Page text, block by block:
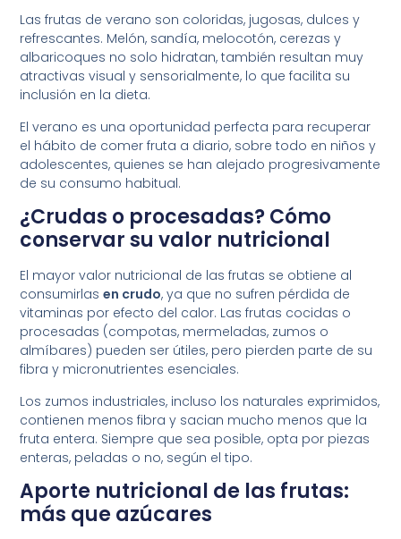
Las frutas de verano son coloridas, jugosas, dulces y
refrescantes. Melón, sandía, melocotón, cerezas y
albaricoques no solo hidratan, también resultan muy
atractivas visual y sensorialmente, lo que facilita su
inclusión en la dieta.
El verano es una oportunidad perfecta para recuperar
el hábito de comer fruta a diario, sobre todo en niños y
adolescentes, quienes se han alejado progresivamente
de su consumo habitual.
¿Crudas o procesadas? Cómo
conservar su valor nutricional
El mayor valor nutricional de las frutas se obtiene al
consumirlasen crudo, ya que no sufren pérdida de
vitaminas por efecto del calor. Las frutas cocidas o
procesadas (compotas, mermeladas, zumos o
almíbares) pueden ser útiles, pero pierden parte de su
fibra y micronutrientes esenciales.
Los zumos industriales, incluso los naturales exprimidos,
contienen menos fibra y sacian mucho menos que la
fruta entera. Siempre que sea posible, opta por piezas
enteras, peladas o no, según el tipo.
Aporte nutricional de las frutas:
más que azúcares